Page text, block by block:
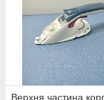
Верхня частина